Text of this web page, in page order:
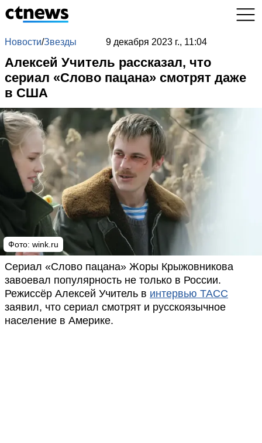
Новости/Звезды 9 декабря 2023 г., 11:04
Алексей Учитель рассказал, что
сериал «Слово пацана» смотрят даже
в США
Фото: wink.ru
Сериал «Слово пацана» Жоры Крыжовникова
завоевал популярность не только в России.
Режиссёр Алексей Учитель в интервью ТАСС
заявил, что сериал смотрят и русскоязычное
население в Америке.